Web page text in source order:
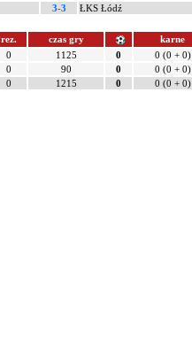
3-3 ŁKS Łódź
rez. czas gry karne
0 1125 0 0 (0 + 0)
0 90 0 0 (0 + 0)
0 1215 0 0 (0 + 0)